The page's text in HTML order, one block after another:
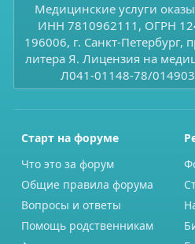
Медицинские услуги
ИНН 7810962111, ОГРН
196006, г. Санкт-Петербург,
литера Я. Лицензия на
Л041-01148-78/
Старт на форуме
Что это за форум
Общие правила форума
Вопросы и ответы
Помощь родственникам